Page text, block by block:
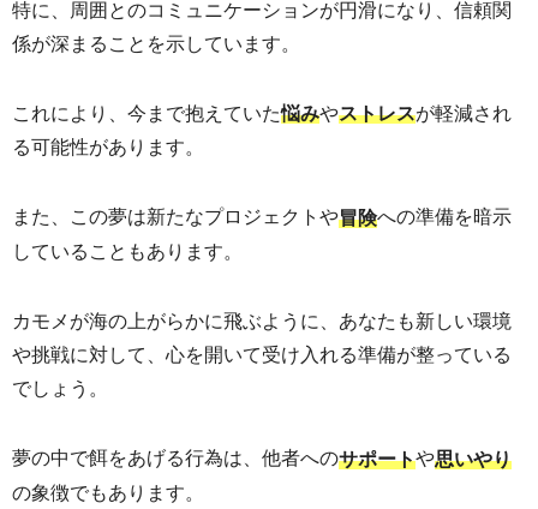
特に、周囲とのコミュニケーションが円滑になり、信頼関
係が深まることを示しています。
これにより、今まで抱えていた悩みやストレスが軽減され
る可能性があります。
また、この夢は新たなプロジェクトや冒険への準備を暗示
していることもあります。
カモメが海の上がらかに飛ぶように、あなたも新しい環境
や挑戦に対して、心を開いて受け入れる準備が整っている
でしょう。
夢の中で餌をあげる行為は、他者へのサポートや思いやり
の象徴でもあります。